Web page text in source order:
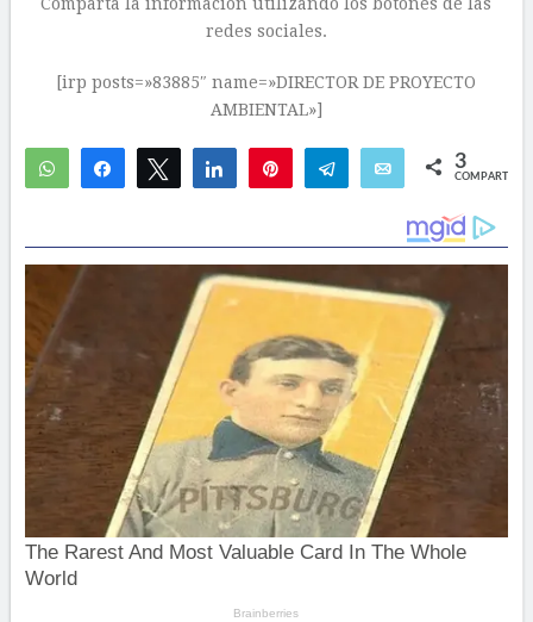
redes sociales.
[irp posts=»83885″ name=»DIRECTOR DE PROYECTO
AMBIENTAL»]
WhatsAppCompartirTwittear Compartir Telegram Email 3
COMPARTIR